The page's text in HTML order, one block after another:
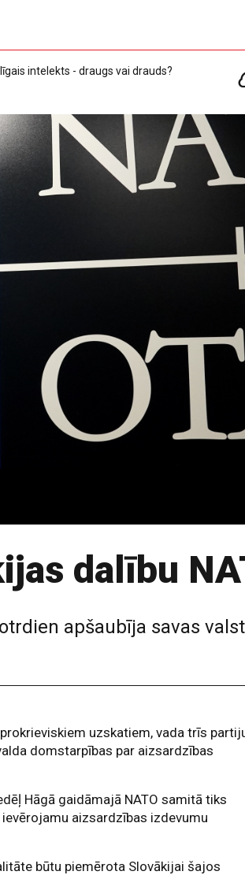
intelekts - draugs vai drauds?
dalību
apšaubīja savas
uzskatiem, vada trīs
domstarpības par aizsardzības
Hāgā gaidāmajā NATO samitā tiks
aizsardzības izdevumu
būtu piemērota Slovākijai šajos